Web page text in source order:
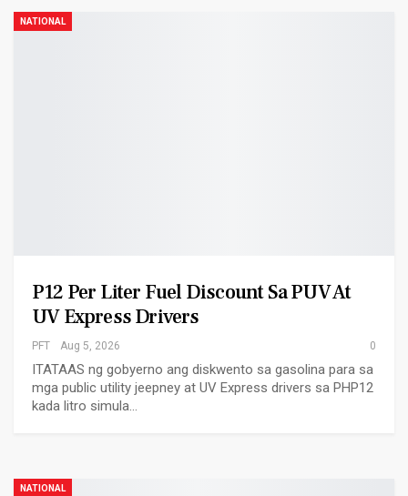
NATIONAL
P12 Per Liter Fuel Discount Sa PUV At
UV Express Drivers
PFT Aug 5, 2026 0
ITATAAS ng gobyerno ang diskwento sa gasolina para sa
mga public utility jeepney at UV Express drivers sa PHP12
kada litro simula…
NATIONAL